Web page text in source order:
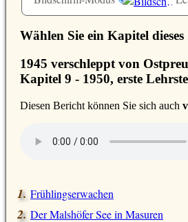
Wählen Sie ein Kapitel
1945 verschleppt von
Kapitel 9 - 1950, erste
Diesen Bericht können Sie sich auch
Frühlingserwachen
Der Malshöfer See in Masuren